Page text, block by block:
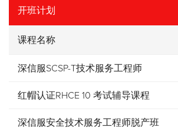
开班计划
课程名称
深信服SCSP-T技术服务工程师
红帽认证RHCE 10 考试辅导课程
深信服安全技术服务工程师脱产班